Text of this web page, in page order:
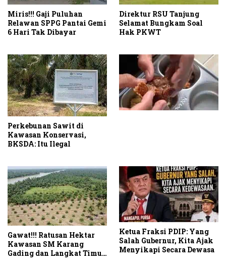
Miris!!! Gaji Puluhan
Relawan SPPG Pantai Gemi
6 Hari Tak Dibayar
Direktur RSU Tanjung
Selamat Bungkam Soal
Hak PKWT
Perkebunan Sawit di
Kawasan Konservasi,
BKSDA: Itu Ilegal
Gawat!!! Ratusan Hektar
Kawasan SM Karang
Gading dan Langkat Timur
Ketua Fraksi PDIP: Yang
Salah Gubernur, Kita Ajak
Menyikapi Secara Dewasa